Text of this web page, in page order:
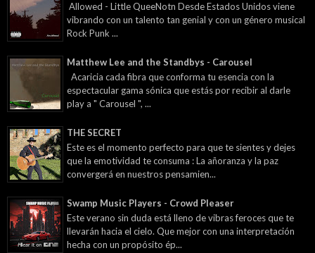
Allowed - Little QueeNotn Desde Estados Unidos viene
vibrando con un talento tan genial y con un género musical
Rock Punk ...
Matthew Lee and the Standbys - Carousel
Acaricia cada fibra que conforma tu esencia con la
espectacular gama sónica que estás por recibir al darle
play a " Carousel ", ...
THE SECRET
Este es el momento perfecto para que te sientes y dejes
que la emotividad te consuma : La añoranza y la paz
convergerá en nuestros pensamien...
Swamp Music Players - Crowd Pleaser
Este verano sin duda está lleno de vibras feroces que te
llevarán hacia el cielo. Que mejor con una interpretación
hecha con un propósito ép...